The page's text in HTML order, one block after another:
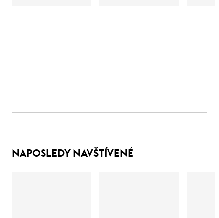
NAPOSLEDY NAVŠTÍVENÉ